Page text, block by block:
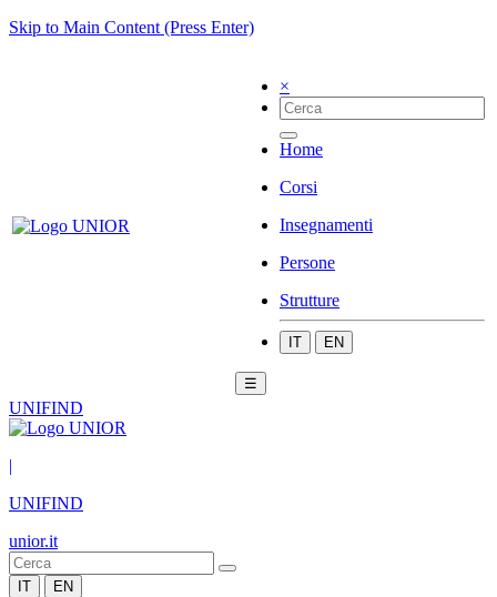
Skip to Main Content (Press Enter)
×
Home
Corsi
Insegnamenti
Persone
Strutture
IT EN
☰
UNIFIND
|
UNIFIND
unior.it
IT EN